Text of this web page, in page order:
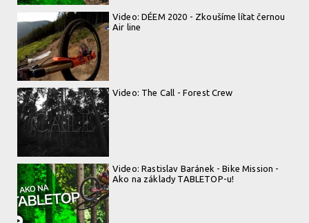
Video: DÉEM 2020 - Zkoušíme lítat černou
Air line
Video: The Call - Forest Crew
Video: Rastislav Baránek - Bike Mission -
Ako na základy TABLETOP-u!